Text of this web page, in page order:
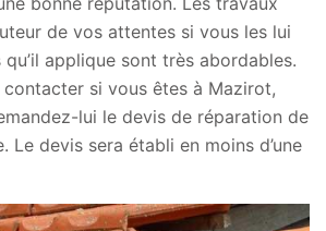
de vos attentes si vous les lui
applique sont très abordables.
contacter si vous êtes à Mazirot,
lui le devis de réparation de
devis sera établi en moins d’une